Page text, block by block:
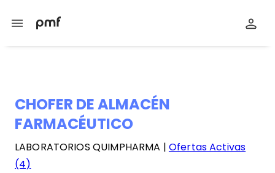
menu
CHOFER DE ALMACÉN
FARMACÉUTICO
LABORATORIOS QUIMPHARMA | Ofertas Activas
(4)